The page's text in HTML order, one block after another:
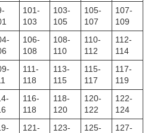
101-
103
103-
105
105-
107
107-
109
106-
108
108-
110
110-
112
112-
114
111-
118
113-
115
115-
117
117-
119
116-
118
118-
120
120-
122
122-
124
121-
123-
125-
127-